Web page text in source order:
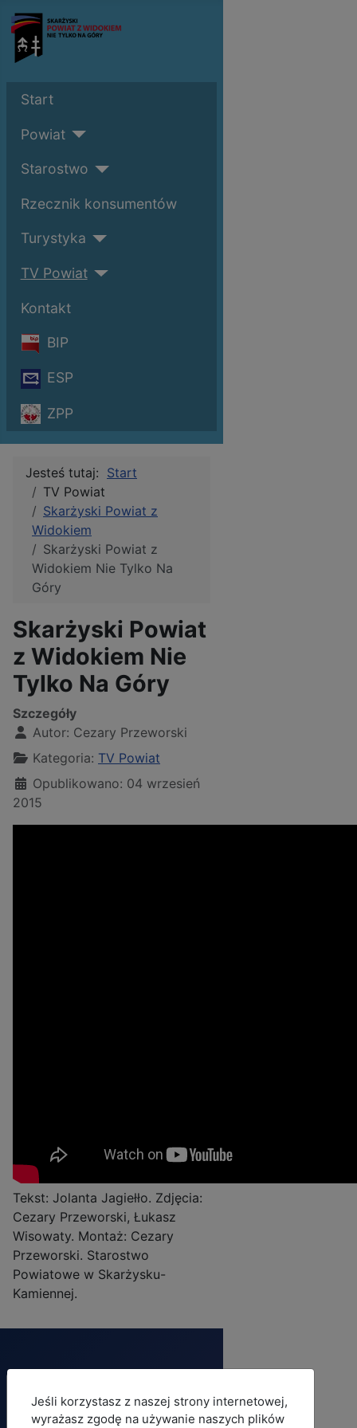
Start
Powiat
Starostwo
Rzecznik konsumentów
Turystyka
TV Powiat
Kontakt
BIP
ESP
ZPP
Jesteś tutaj: Start
TV Powiat
Skarżyski Powiat z
Widokiem
Skarżyski Powiat z
Widokiem Nie Tylko Na
Góry
Skarżyski Powiat
z Widokiem Nie
Tylko Na Góry
Szczegóły
Autor: Cezary Przeworski
Kategoria: TV Powiat
Opublikowano: 04 wrzesień
2015
Tekst: Jolanta Jagiełło. Zdjęcia:
Cezary Przeworski, Łukasz
Wisowaty. Montaż: Cezary
Przeworski. Starostwo
Powiatowe w Skarżysku-
Kamiennej.
Adres
urzęd
MOD_JBCOOKIES_LANG_HEADER_DEFAULT
Jeśli korzystasz z naszej strony internetowej,
wyrażasz zgodę na używanie naszych plików